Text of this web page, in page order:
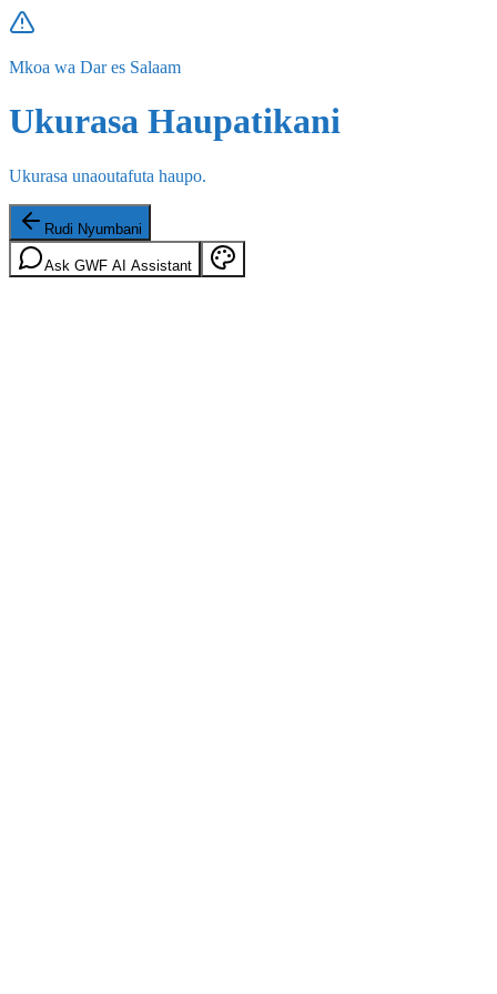
Mkoa wa Dar es Salaam
Ukurasa Haupatikani
Ukurasa unaoutafuta haupo.
Rudi Nyumbani
Ask GWF AI Assistant